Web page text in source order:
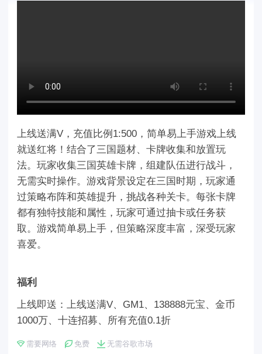
上线送满V，充值比例1:500，简单易上手游戏上线
就送红将！结合了三国题材、卡牌收集和放置玩
法。玩家收集三国英雄卡牌，组建队伍进行战斗，
无需实时操作。游戏背景设定在三国时期，玩家通
过策略布阵和英雄提升，挑战各种关卡。每张卡牌
都有独特技能和属性，玩家可通过抽卡或任务获
取。游戏简单易上手，但策略深度丰富，深受玩家
喜爱。
福利
上线即送：上线送满V、GM1、138888元宝、金币
1000万、十连招募、所有充值0.1折
需要网络 免费 无需谷歌市场